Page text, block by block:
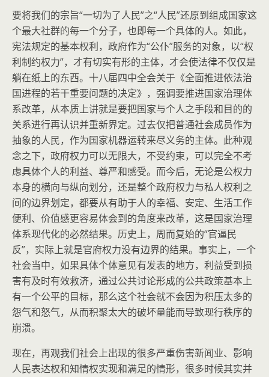
要将我们的宗旨“一切为了人民”之“人民”还原到组成国家这
个最大社群的每一个分子，也即每一个具体的人。如此，
宪法规定的基本权利，政府作为“公仆”服务的对象，以“权
利制约权力”，才有切实有形的主体，才会使法律不仅仅是
躺在纸上的东西。十八届四中全会关于《全面推进依法治
国进程的若干重要问题的决定》，强调要推进国家治理体
系改革，从本质上讲就是要把国家与个人之手段和目的的
关系进行再认识并重新界定。过去仅把普通社会成员作为
抽象的人民，作为国家机器运转来尽义务的主体。此种观
念之下，政府权力可以无限大，不受约束，可以完全不考
虑具体个人的利益、尊严和感受。而今后，无论是公权力
本身的横向与纵向划分，还是整个政府权力与私人权利之
间的边界划定，都要从有助于人的幸福、安定、生活工作
便利、价值感更容易体会到的角度来改革，这是国家治理
体系现代化的必然结果。历史上，周而复始的“官逼民
反”，实际上就是官府权力没有边界的结果。事实上，一个
社会当中，如果具体个体意见有发表的地方，利益受到损
害有及时有效救济，通过公共讨论形成的公共政策基本上
有一个公平的目标，那么这个社会就不会因为积压太多的
怨气和怒气，从而积聚太大的破坏量能而导致现行秩序的
崩溃。
现在，再观我们社会上出现的很多严重伤害新闻业、影响
人民表达权和知情权实现和满足的情形，很多时候其实并